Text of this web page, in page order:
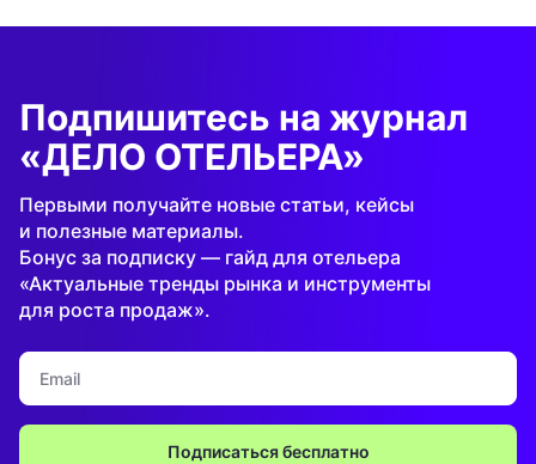
Подпишитесь на журнал
«ДЕЛО ОТЕЛЬЕРА»
Первыми получайте новые статьи, кейсы
и полезные материалы.
Бонус за подписку — гайд для отельера
«Актуальные тренды рынка и инструменты
для роста продаж».
Подписаться бесплатно